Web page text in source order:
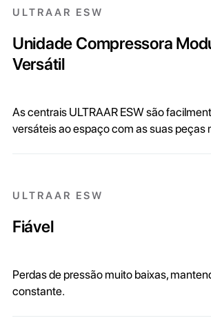
ULTRAAR ESW
Unidade Compressora
Versátil
As centrais ULTRAAR ESW são
versáteis ao espaço com as suas peças
ULTRAAR ESW
Fiável
Perdas de pressão muito baixas,
constante.